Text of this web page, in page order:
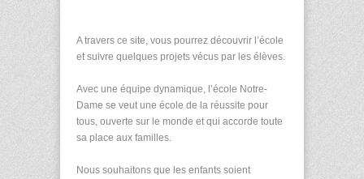
A travers ce site, vous pourrez découvrir l’école
et suivre quelques projets vécus par les élèves.
Avec une équipe dynamique, l’école Notre-
Dame se veut une école de la réussite pour
tous, ouverte sur le monde et qui accorde toute
sa place aux familles.
Nous souhaitons que les enfants soient